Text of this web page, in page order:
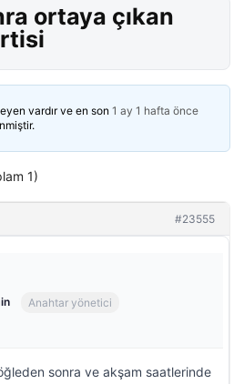
ortaya çıkan
vardır ve en son 1 ay 1 hafta önce
1)
#23555
Anahtar yönetici
sonra ve akşam saatlerinde